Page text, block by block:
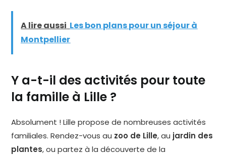
A lire aussi Les bon plans pour un séjour à
Montpellier
Y a-t-il des activités pour toute
la famille à Lille ?
Absolument ! Lille propose de nombreuses activités
familiales. Rendez-vous au zoo de Lille, au jardin des
plantes, ou partez à la découverte de la